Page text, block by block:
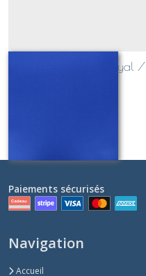
toile outdoor bleu royal /
Paiements sécurisés
Navigation
Accueil